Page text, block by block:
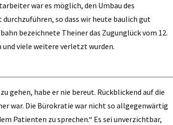
war es möglich, den Umbau des
so dass wir heute baulich gut
bezeichnete Theiner das Zugunglück vom 12.
und viele weitere verletzt wurden.
gehen, habe er nie bereut. Rückblickend auf die
war. Die Bürokratie war nicht so allgegenwärtig
Patienten zu sprechen.“ Es sei unverzichtbar,